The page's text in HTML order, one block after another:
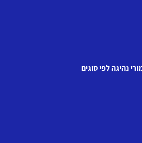
נהיגה לפי סוגים